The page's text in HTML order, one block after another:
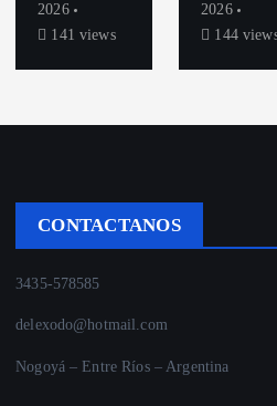
2026
141 views
2026
144
CONTACTANOS
3435-578585
delexodo@hotmail.com
Nogoyá – Entre Ríos – Argentina